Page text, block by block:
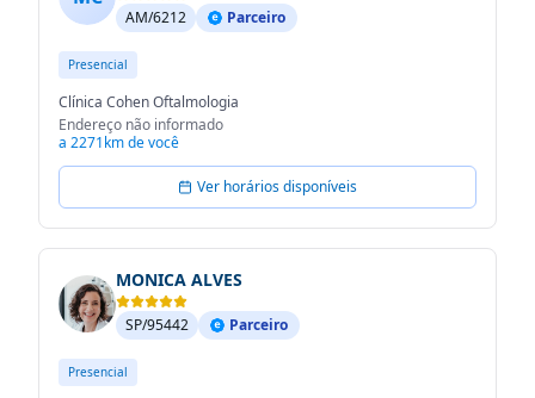
AM/6212 Parceiro
Presencial
Clínica Cohen Oftalmologia
Endereço não informado
a 2271km de você
Ver horários disponíveis
MONICA ALVES
SP/95442 Parceiro
Presencial